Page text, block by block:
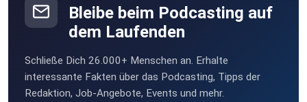
Sounddesign
des Camino-Podcasts. Lukas von WELKS hat die Layouts
Danke! Merci auch an den Conrad-Stein-Verlag und
⁠⁠Domradio.de⁠⁠ für die Unterstützung. Buen
Camino!
Wacka
Weissach
Bleibe beim Podcasting auf
dem Laufenden
Schließe Dich 26.000+ Menschen an. Erhalte
interessante Fakten über das Podcasting, Tipps der
Redaktion, Job-Angebote, Events und mehr.